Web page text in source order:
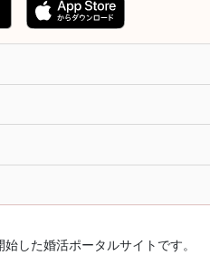
した婚活ポータルサイトです。